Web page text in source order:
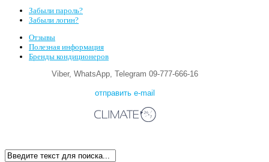
Забыли пароль?
Забыли логин?
Отзывы
Полезная информация
Бренды кондиционеров
Viber, WhatsApp, Telegram 09-777-666-16
отправить e-mail